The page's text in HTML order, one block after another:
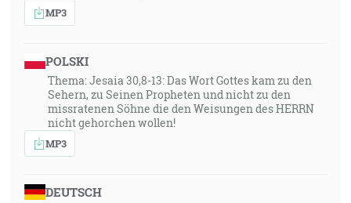
MP3
POLSKI
Thema: Jesaia 30,8-13: Das Wort Gottes kam zu den
Sehern, zu Seinen Propheten und nicht zu den
missratenen Söhne die den Weisungen des HERRN
nicht gehorchen wollen!
MP3
DEUTSCH